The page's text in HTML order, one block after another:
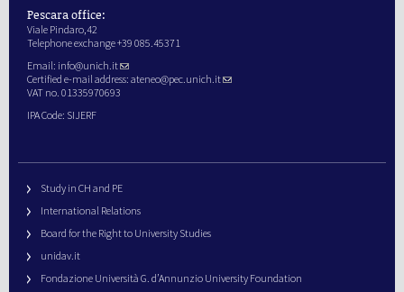
Pescara office:
Viale Pindaro,42
Telephone exchange +39 085.45371
Email: info@unich.it
Certified e-mail address: ateneo@pec.unich.it
VAT no. 01335970693
IPA Code: SIJERF
Study in CH and PE
International Relations
Board for the Right to University Studies
unidav.it
Fondazione Università G. d’Annunzio University Foundation